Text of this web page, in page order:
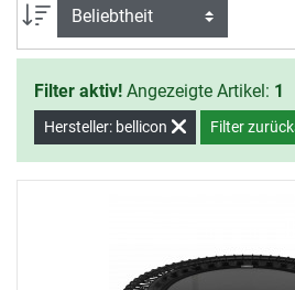
gibt es auch
Zubehör.
mit bellicon.
Sortierung
Filter aktiv! Angezeigte Artikel: 1
Hersteller: bellicon Filter